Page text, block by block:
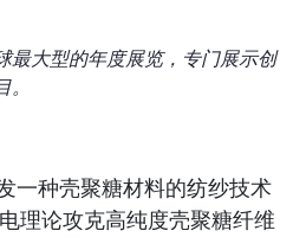
最大型的年度展览，专门展示创
一种壳聚糖材料的纺纱技术
理论攻克高纯度壳聚糖纤维